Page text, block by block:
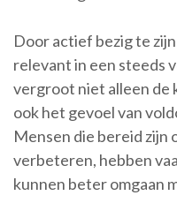
Door actief bezig te
relevant in een steeds
vergroot niet alleen de
ook het gevoel van
Mensen die bereid zijn
verbeteren, hebben
kunnen beter omgaan